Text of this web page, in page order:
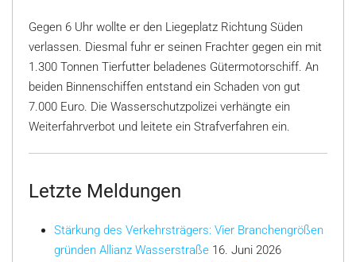
Gegen 6 Uhr wollte er den Liegeplatz Richtung Süden
verlassen. Diesmal fuhr er seinen Frachter gegen ein mit
1.300 Tonnen Tierfutter beladenes Gütermotorschiff. An
beiden Binnenschiffen entstand ein Schaden von gut
7.000 Euro. Die Wasserschutzpolizei verhängte ein
Weiterfahrverbot und leitete ein Strafverfahren ein.
Letzte Meldungen
Stärkung des Verkehrsträgers: Vier Branchengrößen
gründen Allianz Wasserstraße 16. Juni 2026